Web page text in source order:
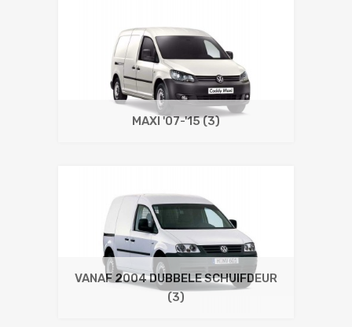
MAXI '07-'15(3)
VANAF 2004 DUBBELE SCHUIFDEUR
(3)